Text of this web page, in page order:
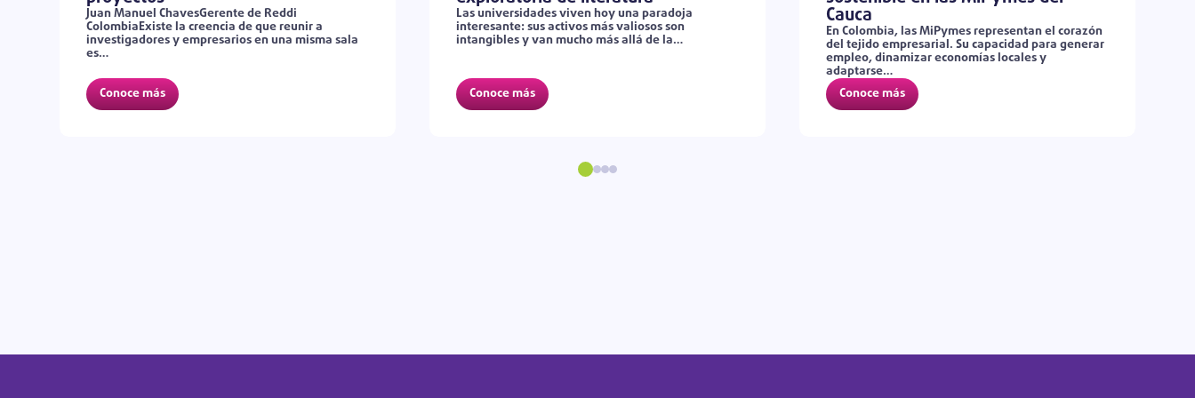
Juan Manuel ChavesGerente de Reddi
ColombiaExiste la creencia de que reunir a
investigadores y empresarios en una misma sala
es…
Conoce más
Las universidades viven hoy una paradoja
interesante: sus activos más valiosos son
intangibles y van mucho más allá de la…
Conoce más
Cauca
En Colombia, las MiPymes representan el corazón
del tejido empresarial. Su capacidad para generar
empleo, dinamizar economías locales y
adaptarse…
Conoce más